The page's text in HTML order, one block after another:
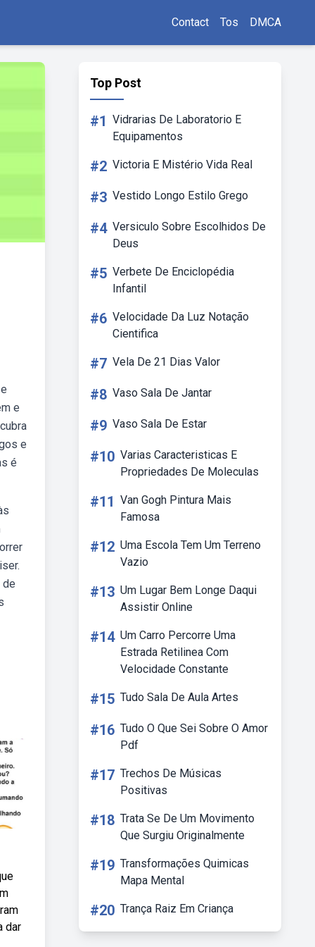
Contact Tos DMCA
e
e
é
de
dar
Top Post
#1 Vidrarias De Laboratorio E
Equipamentos
#2 Victoria E Mistério Vida Real
#3 Vestido Longo Estilo Grego
#4 Versiculo Sobre Escolhidos De
Deus
#5 Verbete De Enciclopédia
Infantil
#6 Velocidade Da Luz Notação
Cientifica
#7 Vela De 21 Dias Valor
#8 Vaso Sala De Jantar
#9 Vaso Sala De Estar
#10 Varias Caracteristicas E
Propriedades De Moleculas
#11 Van Gogh Pintura Mais
Famosa
#12 Uma Escola Tem Um Terreno
Vazio
#13 Um Lugar Bem Longe Daqui
Assistir Online
#14 Um Carro Percorre Uma
Estrada Retilinea Com
Velocidade Constante
#15 Tudo Sala De Aula Artes
#16 Tudo O Que Sei Sobre O Amor
Pdf
#17 Trechos De Músicas
Positivas
#18 Trata Se De Um Movimento
Que Surgiu Originalmente
#19 Transformações Quimicas
Mapa Mental
#20 Trança Raiz Em Criança